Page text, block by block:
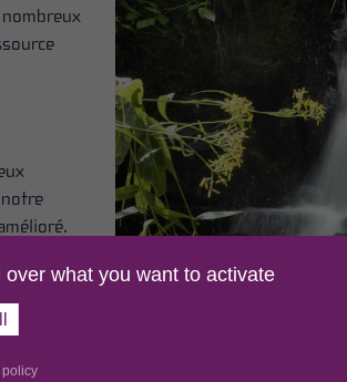
LA PETITE MONTAGNE
BOURGUIGNONNE
géomorphologique Le Morvan,
et de la
et de
what you want to activate
policy